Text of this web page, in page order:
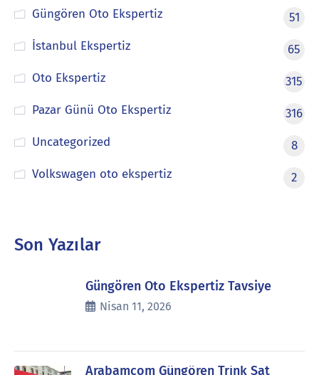
Güngören Oto Ekspertiz
51
İstanbul Ekspertiz
65
Oto Ekspertiz
315
Pazar Günü Oto Ekspertiz
316
Uncategorized
8
Volkswagen oto ekspertiz
2
Son Yazılar
Güngören Oto Ekspertiz Tavsiye
Nisan 11, 2026
Arabamcom Güngören Trink Sat